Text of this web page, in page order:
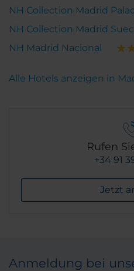
NH Collection Madrid
NH Collection Madrid
NH Madrid Nacional
Alle Hotels anzeigen in
Rufen
+34 91
Jetzt
Anmeldung bei